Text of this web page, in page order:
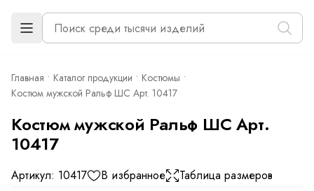
Главная Каталог продукции
Костюмы
Костюм мужской Ральф ШС Арт. 10417
Костюм мужской Ральф ШС Арт.
10417
Артикул: 10417 В избранное Таблица размеров